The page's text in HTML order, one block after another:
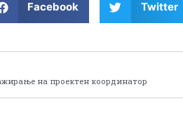
Facebook Twitter
на проектен координатор